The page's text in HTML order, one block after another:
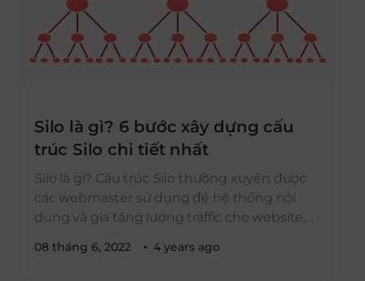
08 tháng 6, 2022 4 years ago
Silo là gì? 6 bước xây dựng cấu
trúc Silo chi tiết nhất
Silo là gì? Cấu trúc Silo thường xuyên được
các webmaster sử dụng để hệ thống nội
dung và gia tăng lượng traffic cho website,
Silo là gì? Tại sao phải tối ưu Silo cho